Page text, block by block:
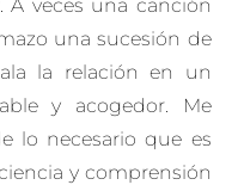
A veces una canción
una sucesión de
la relación en un
y acogedor. Me
lo necesario que es
y comprensión